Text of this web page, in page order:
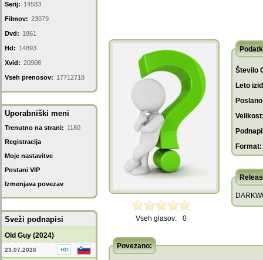
Serij: 14583
Filmov: 23079
Dvd: 1861
Hd: 14893
Xvid: 20908
Vseh prenosov: 17712718
Uporabniški meni
Trenutno na strani: 1180
Registracija
Moje nastavitve
Postani VIP
Izmenjava povezav
Sveži podnapisi
Old Guy (2024)
23.07.2026
Vseh glasov: 0
Število
Leto
Format:
Povezano: